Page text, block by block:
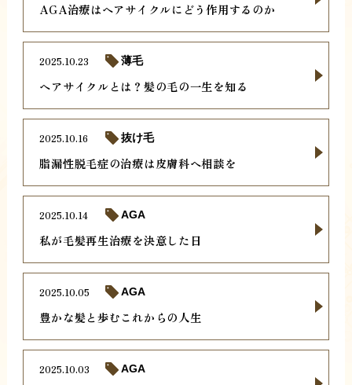
AGA治療はヘアサイクルにどう作用するのか
ヘアサイクルとは？髪の毛の一生を知る
2025.10.23 薄毛
脂漏性脱毛症の治療は皮膚科へ相談を
2025.10.16 抜け毛
私が毛髪再生治療を決意した日
2025.10.14 AGA
豊かな髪と歩むこれからの人生
2025.10.05 AGA
2025.10.03 AGA